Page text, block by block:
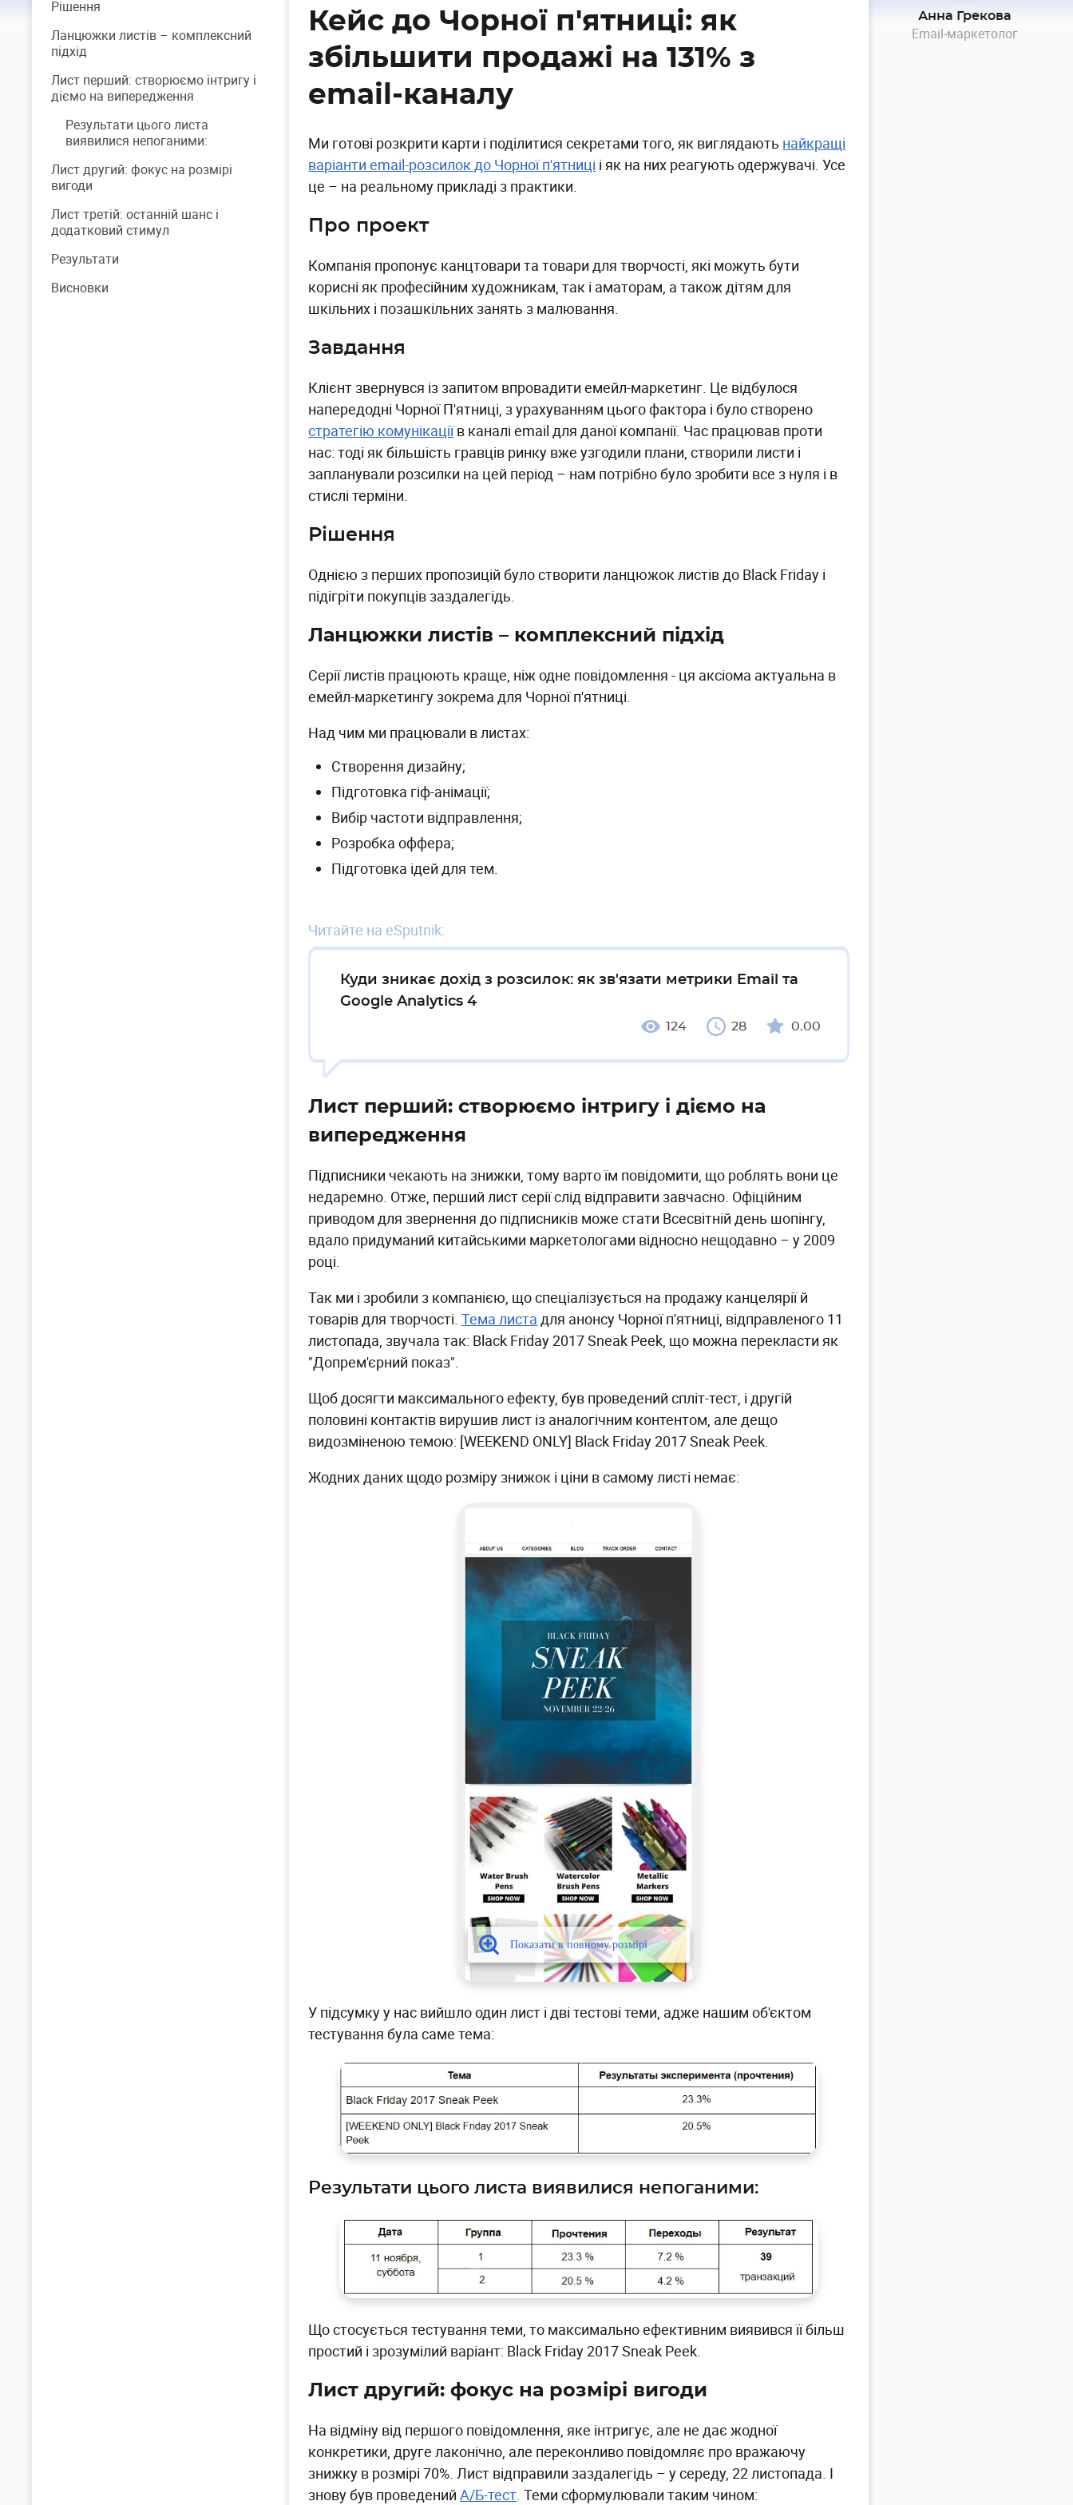
Рішення
Ланцюжки листів – комплексний
підхід
Лист перший: створюємо інтригу і
діємо на випередження
Результати цього листа
виявилися непоганими:
Лист другий: фокус на розмірі
вигоди
Лист третій: останній шанс і
додатковий стимул
Результати
Висновки
Кейс до Чорної п'ятниці: як
збільшити продажі на 131% з
email-каналу
Ми готові розкрити карти і поділитися секретами того, як виглядають найкращі
варіанти email-розсилок до Чорної п'ятниці і як на них реагують одержувачі. Усе
це – на реальному прикладі з практики.
Про проект
Компанія пропонує канцтовари та товари для творчості, які можуть бути
корисні як професійним художникам, так і аматорам, а також дітям для
шкільних і позашкільних занять з малювання.
Завдання
Клієнт звернувся із запитом впровадити емейл-маркетинг. Це відбулося
напередодні Чорної П'ятниці, з урахуванням цього фактора і було створено
стратегію комунікаціїв каналі email для даної компанії. Час працював проти
нас: тоді як більшість гравців ринку вже узгодили плани, створили листи і
запланували розсилки на цей період – нам потрібно було зробити все з нуля і в
стислі терміни.
Рішення
Однією з перших пропозицій було створити ланцюжок листів до Black Friday і
підігріти покупців заздалегідь.
Ланцюжки листів – комплексний підхід
Серії листів працюють краще, ніж одне повідомлення - ця аксіома актуальна в
емейл-маркетингу зокрема для Чорної п'ятниці.
Над чим ми працювали в листах:
Створення дизайну;
Підготовка гіф-анімації;
Вибір частоти відправлення;
Розробка оффера;
Підготовка ідей для тем.
Читайте на eSputnik:
Куди зникає дохід з розсилок: як зв'язати метрики Email та
Google Analytics 4
124 28 0.00
Лист перший: створюємо інтригу і діємо на
випередження
Підписники чекають на знижки, тому варто їм повідомити, що роблять вони це
недаремно. Отже, перший лист серії слід відправити завчасно. Офіційним
приводом для звернення до підписників може стати Всесвітній день шопінгу,
вдало придуманий китайськими маркетологами відносно нещодавно – у 2009
році.
Так ми і зробили з компанією, що спеціалізується на продажу канцелярії й
товарів для творчості.Тема листа для анонсу Чорної п'ятниці, відправленого 11
листопада, звучала так: Black Friday 2017 Sneak Peek, що можна перекласти як
"Допрем'єрний показ".
Щоб досягти максимального ефекту, був проведений спліт-тест, і другій
половині контактів вирушив лист із аналогічним контентом, але дещо
видозміненою темою: [WEEKEND ONLY] Black Friday 2017 Sneak Peek.
Жодних даних щодо розміру знижок і ціни в самому листі немає:
У підсумку у нас вийшло один лист і дві тестові теми, адже нашим об'єктом
тестування була саме тема:
Результати цього листа виявилися непоганими:
Що стосується тестування теми, то максимально ефективним виявився її більш
простий і зрозумілий варіант: Black Friday 2017 Sneak Peek.
Лист другий: фокус на розмірі вигоди
На відміну від першого повідомлення, яке інтригує, але не дає жодної
конкретики, друге лаконічно, але переконливо повідомляє про вражаючу
знижку в розмірі 70%. Лист відправили заздалегідь – у середу, 22 листопада. І
знову був проведенийА/Б-тест. Теми сформулювали таким чином:
Анна Грекова
Email-маркетолог